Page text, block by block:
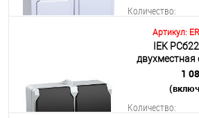
Количество:
Подробнее
Артикул:
IEK
двухместная
1
Количество: